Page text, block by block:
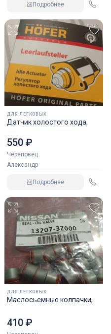
Подробнее
ДЛЯ ЛЕГКОВЫХ
Датчик холостого хода,
550 ₽
Череповец
Александр
Подробнее
ДЛЯ ЛЕГКОВЫХ
Маслосьемные колпачки,
410 ₽